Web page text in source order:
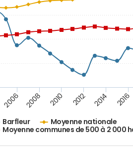
Barfleur
Moyenne nationale
Moyenne communes de 500 à 2 000
2006 2008 2010 2012 2014 2016